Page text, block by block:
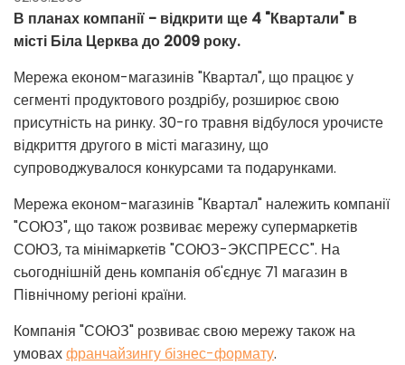
В планах компанії - відкрити ще 4 "Квартали" в
місті Біла Церква до 2009 року.
Мережа економ-магазинів "Квартал", що працює у
сегменті продуктового роздрібу, розширює свою
присутність на ринку. 30-го травня відбулося урочисте
відкриття другого в місті магазину, що
супроводжувалося конкурсами та подарунками.
Мережа економ-магазинів "Квартал" належить компанії
"СОЮЗ", що також розвиває мережу супермаркетів
СОЮЗ, та мінімаркетів "СОЮЗ-ЭКСПРЕСС". На
сьогоднішній день компанія об'єднує 71 магазин в
Північному регіоні країни.
Компанія "СОЮЗ" розвиває свою мережу також на
умовахфранчайзингу бізнес-формату.